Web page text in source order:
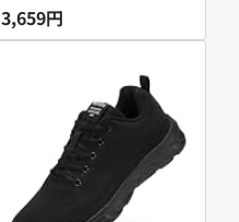
ンズ レディース スポーツ ラ
ンニングシューズ ローファー
通勤 歩きやすい 立ち仕事 軽
量 オールブラック 27.0cm
3,659円